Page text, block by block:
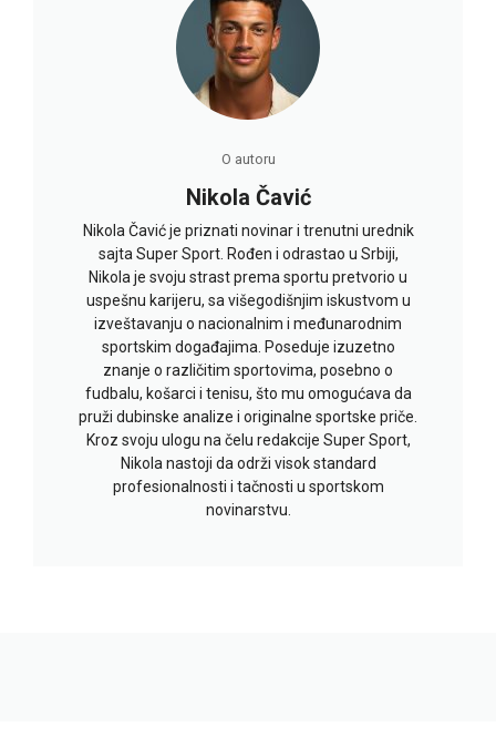
O autoru
Nikola Čavić
Nikola Čavić je priznati novinar i trenutni urednik
sajta Super Sport. Rođen i odrastao u Srbiji,
Nikola je svoju strast prema sportu pretvorio u
uspešnu karijeru, sa višegodišnjim iskustvom u
izveštavanju o nacionalnim i međunarodnim
sportskim događajima. Poseduje izuzetno
znanje o različitim sportovima, posebno o
fudbalu, košarci i tenisu, što mu omogućava da
pruži dubinske analize i originalne sportske priče.
Kroz svoju ulogu na čelu redakcije Super Sport,
Nikola nastoji da održi visok standard
profesionalnosti i tačnosti u sportskom
novinarstvu.